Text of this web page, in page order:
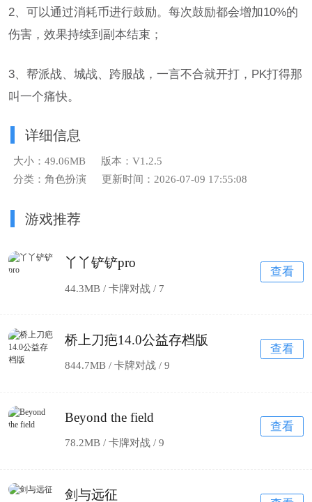
2、可以通过消耗币进行鼓励。每次鼓励都会增加10%的
伤害，效果持续到副本结束；
3、帮派战、城战、跨服战，一言不合就开打，PK打得那
叫一个痛快。
详细信息
大小：49.06MB
版本：V1.2.5
分类：角色扮演
更新时间：2026-07-09 17:55:08
游戏推荐
丫丫铲铲pro
44.3MB / 卡牌对战 / 7
查看
桥上刀疤14.0公益存档版
844.7MB / 卡牌对战 /9
查看
Beyond the field
78.2MB / 卡牌对战 /9
查看
剑与远征